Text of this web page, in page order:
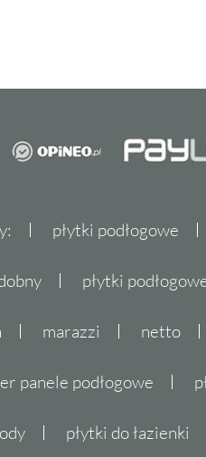
płytki podłogowe
płytki
marazzi netto
panele podłogowe
płytki do łazienki